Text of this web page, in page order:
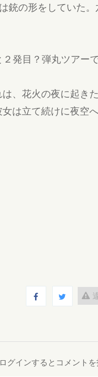
銃の形をしていた
発目？弾丸ツアー
、花火の夜に起きた
は立て続けに夜空
ログインするとコメント